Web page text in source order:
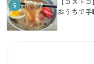
5
おうちで手